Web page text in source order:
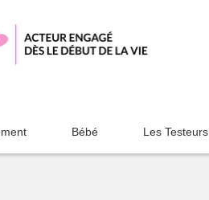
Bébé Les Testeurs